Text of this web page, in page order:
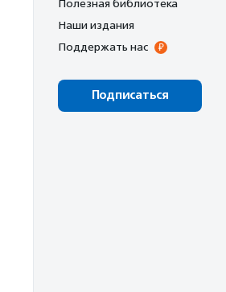
Полезная библиотека
Наши издания
Поддержать нас
Подписаться